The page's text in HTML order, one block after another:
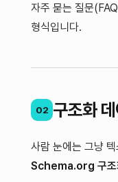
자주 묻는 질문
형식입니다.
02 구조화
사람 눈에는 그냥
Schema.org 구조